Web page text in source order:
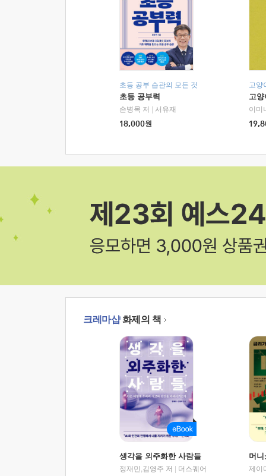
초등 공부 습관의 모든 것
초등 공부력
손병목 저
서유재
18,000원
고양
고
이미
크레마샵화제의 책
생각을 외주화한 사람들
정재민,김영주 저
더스퀘어
머